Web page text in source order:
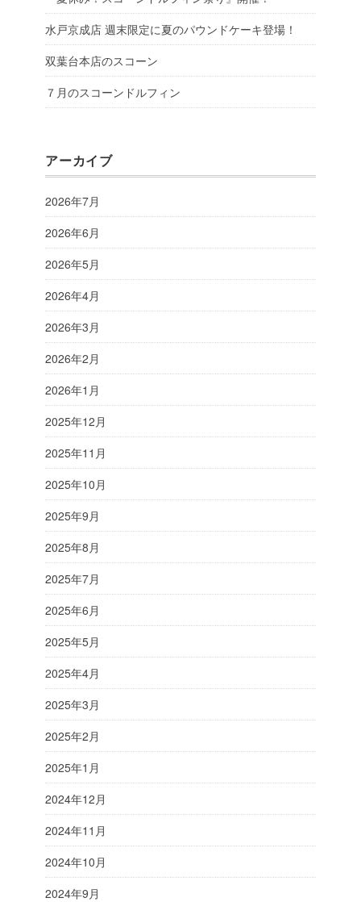
水戸京成店 週末限定に夏のパウンドケーキ登場！
双葉台本店のスコーン
７月のスコーンドルフィン
アーカイブ
2026年7月
2026年6月
2026年5月
2026年4月
2026年3月
2026年2月
2026年1月
2025年12月
2025年11月
2025年10月
2025年9月
2025年8月
2025年7月
2025年6月
2025年5月
2025年4月
2025年3月
2025年2月
2025年1月
2024年12月
2024年11月
2024年10月
2024年9月